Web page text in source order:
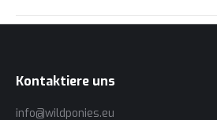
Kontaktiere uns
info@wildponies.eu